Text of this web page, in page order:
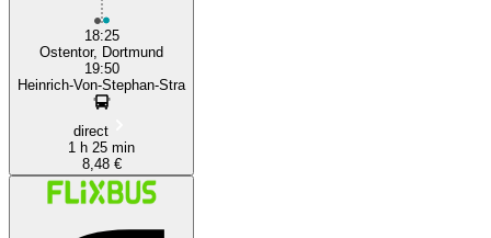
18:25
Ostentor, Dortmund
19:50
Heinrich-Von-Stephan-Stra
direct
1 h 25 min
8,48 €